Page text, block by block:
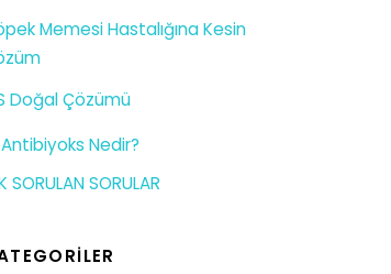
Memesi Hastalığına Kesin
Doğal Çözümü
Antibiyoks Nedir?
SORULAN SORULAR